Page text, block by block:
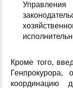
Кроме того,
Генпрокурора,
координацию